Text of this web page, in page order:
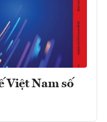
Việt Nam số